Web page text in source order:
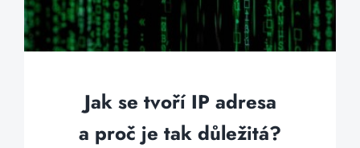
Jak se tvoří IP adresa
a proč je tak důležitá?